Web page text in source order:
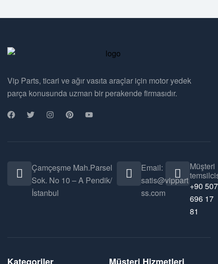
Vip Parts, ticari ve ağır vasıta araçlar için motor yedek
parça konusunda uzman bir perakende firmasıdır.
Çamçeşme Mah.Parsel
Sok. No 10 – A Pendik/
İstanbul
Email:
satis@vippart
ss.com
Müşteri
+90 507
696 17
81